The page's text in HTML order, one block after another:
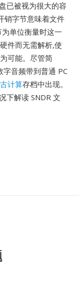
已被视为很大的容
销字节意味着文件
单位衡量时这一
件而无需解析,使
可能。尽管简
字音频带到普通 PC
计算存档中出现。
下解读 SNDR 文